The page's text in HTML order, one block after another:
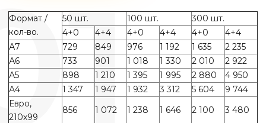
Формат /
кол-во.
50 шт. 100 шт.
300 шт.
4+0
4+4 4+0 4+4 4+0
4+4
А7
729 849 976 1 192 1 635
2 235
А6
733 901 1 018 1 330 2 010
2 922
А5
898 1 210 1 395 1 995 2 880
4 950
А4
1 347 1 947 1 932 3 312 5 604
9 744
Евро,
210х99
856 1 072 1 238 1 646 2 100
3 480